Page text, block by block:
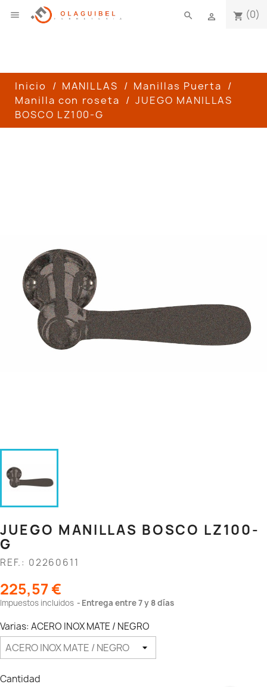
 shopping_cart (0)

search
Inicio MANILLAS
Manillas Puerta
Manilla con roseta
JUEGO MANILLAS
BOSCO LZ100-G
JUEGO MANILLAS BOSCO LZ100-
G
REF.: 02260611
225,57 €
Impuestos incluidos Entrega entre 7 y 8 días
Varias: ACERO INOX MATE / NEGRO
Cantidad